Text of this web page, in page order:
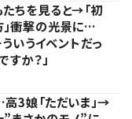
ちを見ると→「初
衝撃の光景に…
いうイベントだっ
すか？」
3娘「ただいま」→